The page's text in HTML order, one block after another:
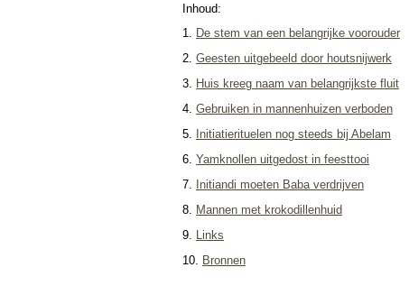
Inhoud:
1.
De stem van een belangrijke voorouder
2 Geesten uitgebeeld door houtsnijwerk
3.
Huis kreeg naam van belangrijkste fluit
4. Gebruiken in mannenhuizen verboden
5.
Initiatierituelen nog steeds bij Abelam
6. Yamknollen uitgedost in feesttooi
7.
Initiandi moeten Baba verdrijven
8.
Mannen met krokodillenhuid
9.
Links
10.
Bronnen